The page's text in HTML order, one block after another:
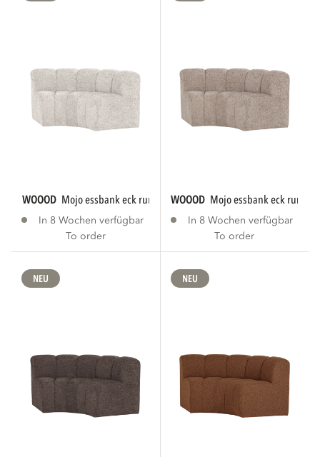
WOOOD mojo essbank eck rund mit rückenlehne...
In 8 Wochen verfügbar
To order
WOOOD mojo essbank eck rund
In 8 Wochen verfügbar
To order
NEU NEU